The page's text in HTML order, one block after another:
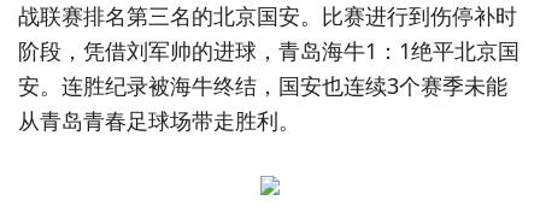
战联赛排名第三名的北京国安。比赛进行到伤停补时
阶段，凭借刘军帅的进球，青岛海牛1：1绝平北京国
安。连胜纪录被海牛终结，国安也连续3个赛季未能
从青岛青春足球场带走胜利。